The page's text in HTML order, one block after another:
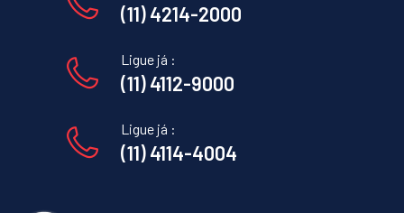
(11) 4214-2000
Ligue já :
(11) 4112-9000
Ligue já :
(11) 4114-4004